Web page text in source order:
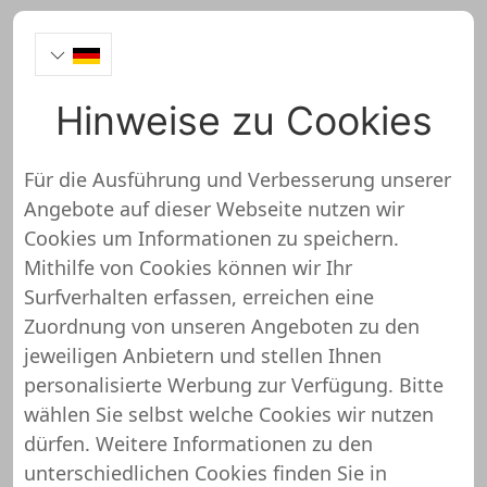
https://www.leuchtglas.de/
Leuchtglas.de wurde noch nicht
überprüft und getestet
Über diesen Shop oder Webseite liegen uns
noch keine detaillierten Informationen vor.
Das bedeutet, dass Leuchtglas.de von
unserem Support-Team noch nicht
Hinweise zu Cookies
Für die Ausführung und Verbesserung unserer
Angebote auf dieser Webseite nutzen wir
Cookies um Informationen zu speichern.
Mithilfe von Cookies können wir Ihr
Surfverhalten erfassen, erreichen eine
Zuordnung von unseren Angeboten zu den
jeweiligen Anbietern und stellen Ihnen
personalisierte Werbung zur Verfügung. Bitte
wählen Sie selbst welche Cookies wir nutzen
dürfen. Weitere Informationen zu den
unterschiedlichen Cookies finden Sie in